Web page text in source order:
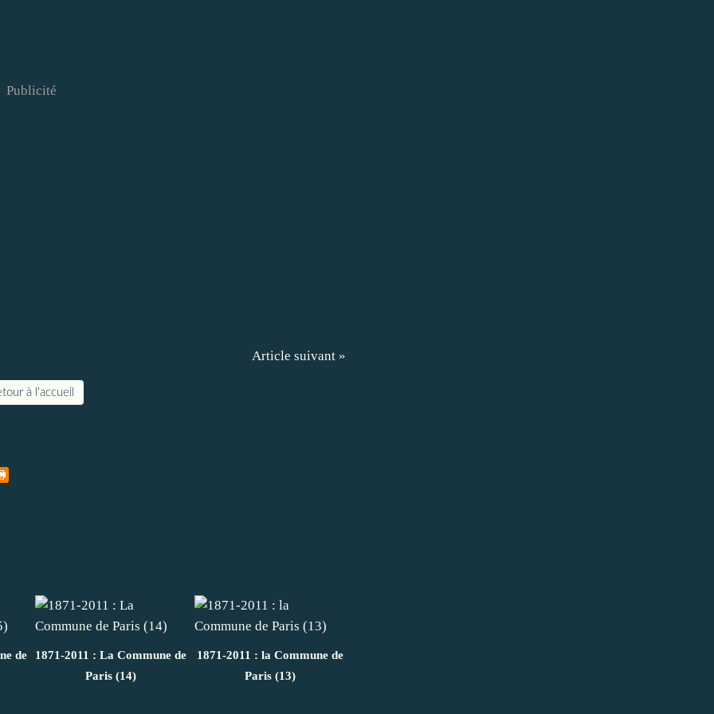
Publicité
Article suivant »
à l'accueil
de
1871-2011 : La Commune de
Paris (14)
1871-2011 : la Commune de
Paris (13)